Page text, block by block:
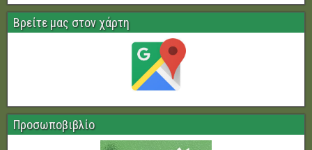
Βρείτε μας στον χάρτη
Προσωποβιβλίο